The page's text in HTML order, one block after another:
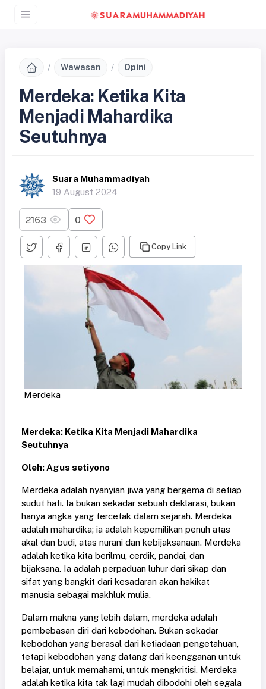
Wawasan Opini
Merdeka: Ketika Kita
Menjadi Mahardika
Seutuhnya
Suara Muhammadiyah
19 August 2024
2163 0
Copy Link
Merdeka
Merdeka: Ketika Kita Menjadi Mahardika
Seutuhnya
Oleh: Agus setiyono
Merdeka adalah nyanyian jiwa yang bergema di setiap
sudut hati. Ia bukan sekadar sebuah deklarasi, bukan
hanya angka yang tercetak dalam sejarah. Merdeka
adalah mahardika; ia adalah kepemilikan penuh atas
akal dan budi, atas nurani dan kebijaksanaan. Merdeka
adalah ketika kita berilmu, cerdik, pandai, dan
bijaksana. Ia adalah perpaduan luhur dari sikap dan
sifat yang bangkit dari kesadaran akan hakikat
manusia sebagai makhluk mulia.
Dalam makna yang lebih dalam, merdeka adalah
pembebasan diri dari kebodohan. Bukan sekadar
kebodohan yang berasal dari ketiadaan pengetahuan,
tetapi kebodohan yang datang dari keengganan untuk
belajar, untuk memahami, untuk mengkritisi. Merdeka
adalah ketika kita tak lagi mudah dibodohi oleh segala